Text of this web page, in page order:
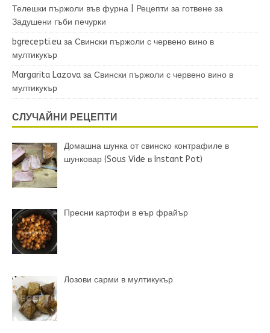
Телешки пържоли във фурна | Рецепти за готвене за
Задушени гъби печурки
bgrecepti.eu за Свински пържоли с червено вино в
мултикукър
Margarita Lazova за Свински пържоли с червено вино в
мултикукър
СЛУЧАЙНИ РЕЦЕПТИ
Домашна шунка от свинско контрафиле в
шунковар (Sous Vide в Instant Pot)
Пресни картофи в еър фрайър
Лозови сарми в мултикукър